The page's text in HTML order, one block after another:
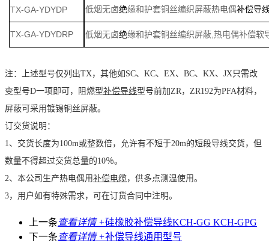
TX-GA-YDYDP 低烟无卤绝缘和护套铜丝编织屏蔽热电偶补偿导
TX-GA-YDYDRP 低烟无卤绝缘和护套铜丝编织屏蔽, 热电偶补偿软
注：上述型号仅列出TX，其他如SC、KC、EX、BC、KX、JX只需改
变型号D一项即可，阻燃型补偿导线型号前加 ZR，ZR192为PFA材料，
屏蔽可采用镀锡铜丝屏蔽。
订交货说明：
1、交货长度为100m或整数倍，允许有不短于20m的短段导线交货，但
数量不得超过交货总量的10％。
2、本公司生产热电偶用补偿电缆，供多点测温使用。
3，用户如有特殊需求，可在订货合同中注明。
上一条查看详情 +硅橡胶补偿导线KCH-GG KCH-GPG
下一条查看详情 +补偿导线通用型号